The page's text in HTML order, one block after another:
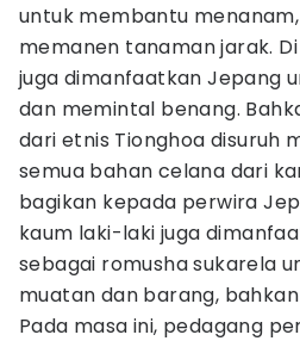
untuk membantu
memanen tanaman jarak.
juga dimanfaatkan Jepang
dan memintal benang.
dari etnis Tionghoa disuruh
semua bahan celana dari
bagikan kepada perwira
kaum laki-laki juga
sebagai romusha sukarela
muatan dan barang,
Pada masa ini, pedagang